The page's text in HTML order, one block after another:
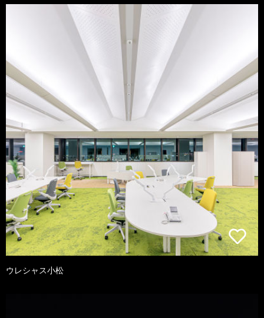
ウレシャス小松